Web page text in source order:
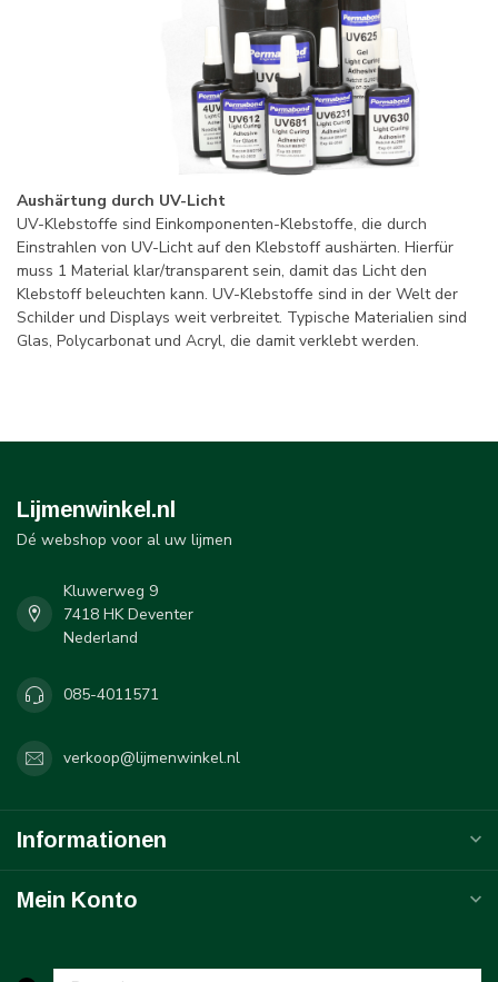
Aushärtung durch UV-Licht
UV-Klebstoffe sind Einkomponenten-Klebstoffe, die durch
Einstrahlen von UV-Licht auf den Klebstoff aushärten. Hierfür
muss 1 Material klar/transparent sein, damit das Licht den
Klebstoff beleuchten kann. UV-Klebstoffe sind in der Welt der
Schilder und Displays weit verbreitet. Typische Materialien sind
Glas, Polycarbonat und Acryl, die damit verklebt werden.
Lijmenwinkel.nl
Dé webshop voor al uw lijmen
Kluwerweg 9
7418 HK Deventer
Nederland
085-4011571
verkoop@lijmenwinkel.nl
Informationen
Mein Konto